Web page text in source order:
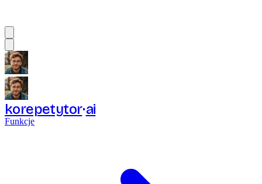
korepetytor ai
Funkcje